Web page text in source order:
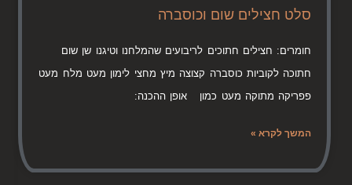
סלט חצילים שום וכוסברה
חומרים: חצילים חתוכים לריבועים שהמלחנו וטיגנו שן שום
חתוכה לקוביות כוסברה קצוצה מיץ מחצי לימון מעט מלח מעט
פפריקה מתוקה מעט כמון אופן ההכנה:
המשך לקרא »